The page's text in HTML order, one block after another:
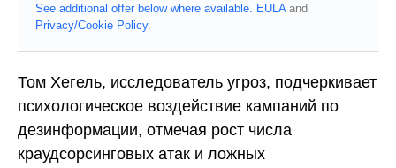
See additional offer below where available. EULAand
Privacy/Cookie Policy.
Том Хегель, исследователь угроз, подчеркивает
психологическое воздействие кампаний по
дезинформации, отмечая рост числа
краудсорсинговых атак и ложных